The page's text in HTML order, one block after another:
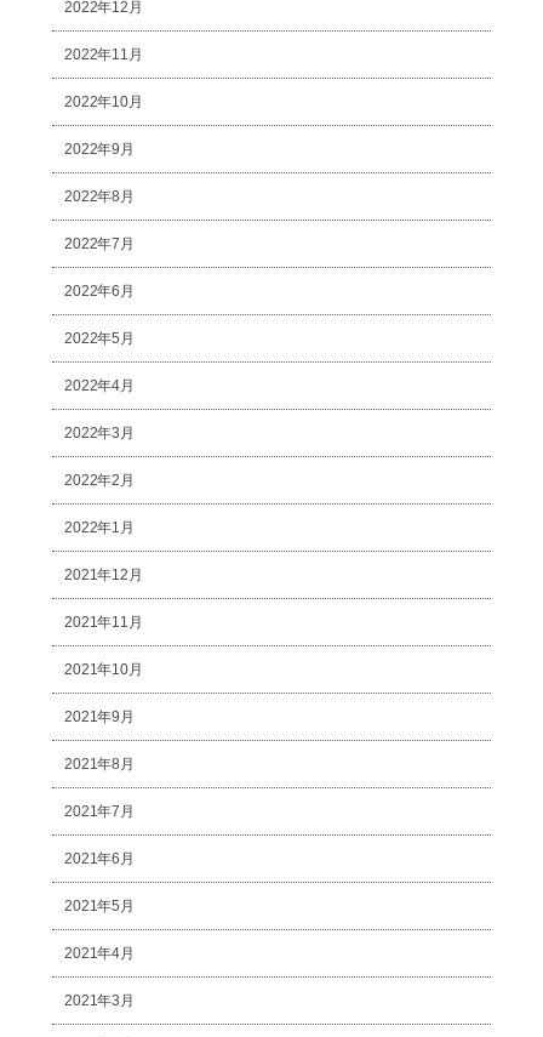
2022年12月
2022年11月
2022年10月
2022年9月
2022年8月
2022年7月
2022年6月
2022年5月
2022年4月
2022年3月
2022年2月
2022年1月
2021年12月
2021年11月
2021年10月
2021年9月
2021年8月
2021年7月
2021年6月
2021年5月
2021年4月
2021年3月